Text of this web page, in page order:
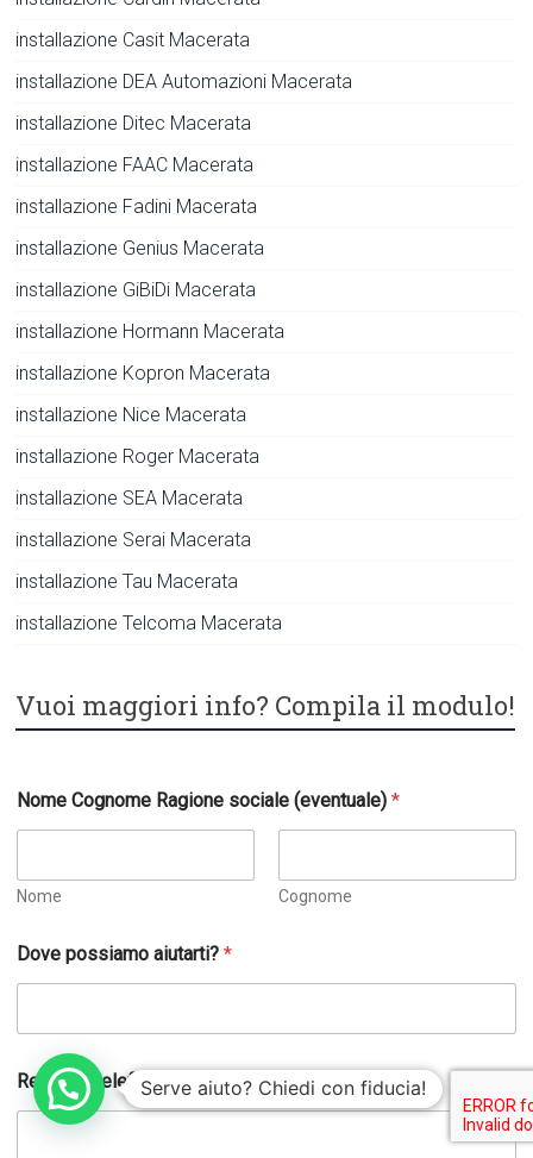
installazione Casit Macerata
installazione DEA Automazioni Macerata
installazione Ditec Macerata
installazione FAAC Macerata
installazione Fadini Macerata
installazione Genius Macerata
installazione GiBiDi Macerata
installazione Hormann Macerata
installazione Kopron Macerata
installazione Nice Macerata
installazione Roger Macerata
installazione SEA Macerata
installazione Serai Macerata
installazione Tau Macerata
installazione Telcoma Macerata
Vuoi maggiori info? Compila il modulo!
Nome Cognome Ragione sociale (eventuale)*
Nome Cognome
Dove possiamo aiutarti?*
p
e
Recapito telefonico*
Serve aiuto? Chiedi con fiducia!